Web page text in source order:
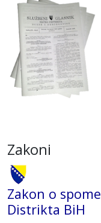
Zakoni
Zakon o
Distrikta BiH